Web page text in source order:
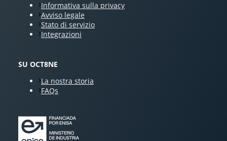
Informativa sulla privacy
Avviso legale
Stato di servizio
Integrazioni
SU OCT8NE
La nostra storia
FAQs